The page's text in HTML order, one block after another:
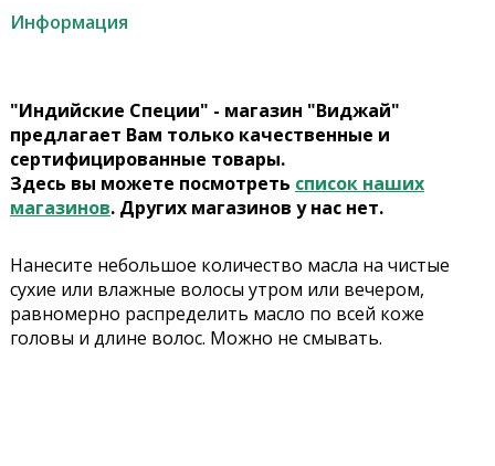
Информация
"Индийские Специи" - магазин "Виджай"
предлагает Вам только качественные и
сертифицированные товары.
Здесь вы можете посмотреть список наших
магазинов. Других магазинов у нас нет.
Нанесите небольшое количество масла на чистые
сухие или влажные волосы утром или вечером,
равномерно распределить масло по всей коже
головы и длине волос. Можно не смывать.